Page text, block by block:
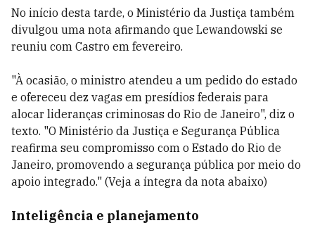
No início desta tarde, o Ministério da Justiça também
divulgou uma nota afirmando que Lewandowski se
reuniu com Castro em fevereiro.
"À ocasião, o ministro atendeu a um pedido do estado
e ofereceu dez vagas em presídios federais para
alocar lideranças criminosas do Rio de Janeiro", diz o
texto. "O Ministério da Justiça e Segurança Pública
reafirma seu compromisso com o Estado do Rio de
Janeiro, promovendo a segurança pública por meio do
apoio integrado." (Veja a íntegra da nota abaixo)
Inteligência e planejamento